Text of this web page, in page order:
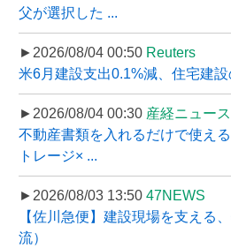
父が選択した ...
►2026/08/04 00:50 Reuters
米6月建設支出0.1%減、住宅建設
►2026/08/04 00:30 産経ニュース
不動産書類を入れるだけで使え
トレージ× ...
►2026/08/03 13:50 47NEWS
【佐川急便】建設現場を支える
流）